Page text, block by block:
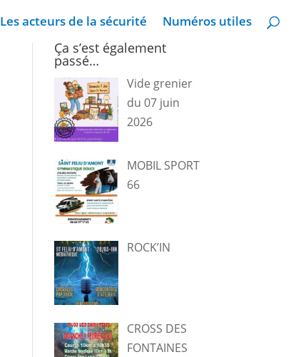
Les acteurs de la sécurité Numéros utiles
Ça s’est également
passé…
Vide grenier
du 07 juin
2026
MOBIL SPORT
66
ROCK’IN
CROSS DES
FONTAINES